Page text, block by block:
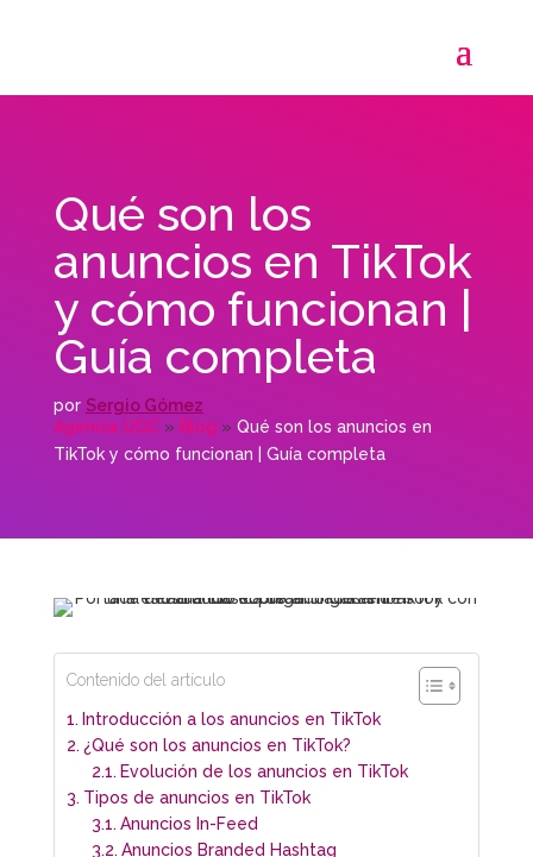
Qué son los
anuncios en TikTok
y cómo funcionan |
Guía completa
por Sergio Gómez
Agencia UGC » Blog » Qué son los anuncios en
TikTok y cómo funcionan | Guía completa
Contenido del artículo
Introducción a los anuncios en TikTok
¿Qué son los anuncios en TikTok?
Evolución de los anuncios en TikTok
Tipos de anuncios en TikTok
Anuncios In-Feed
Anuncios Branded Hashtag